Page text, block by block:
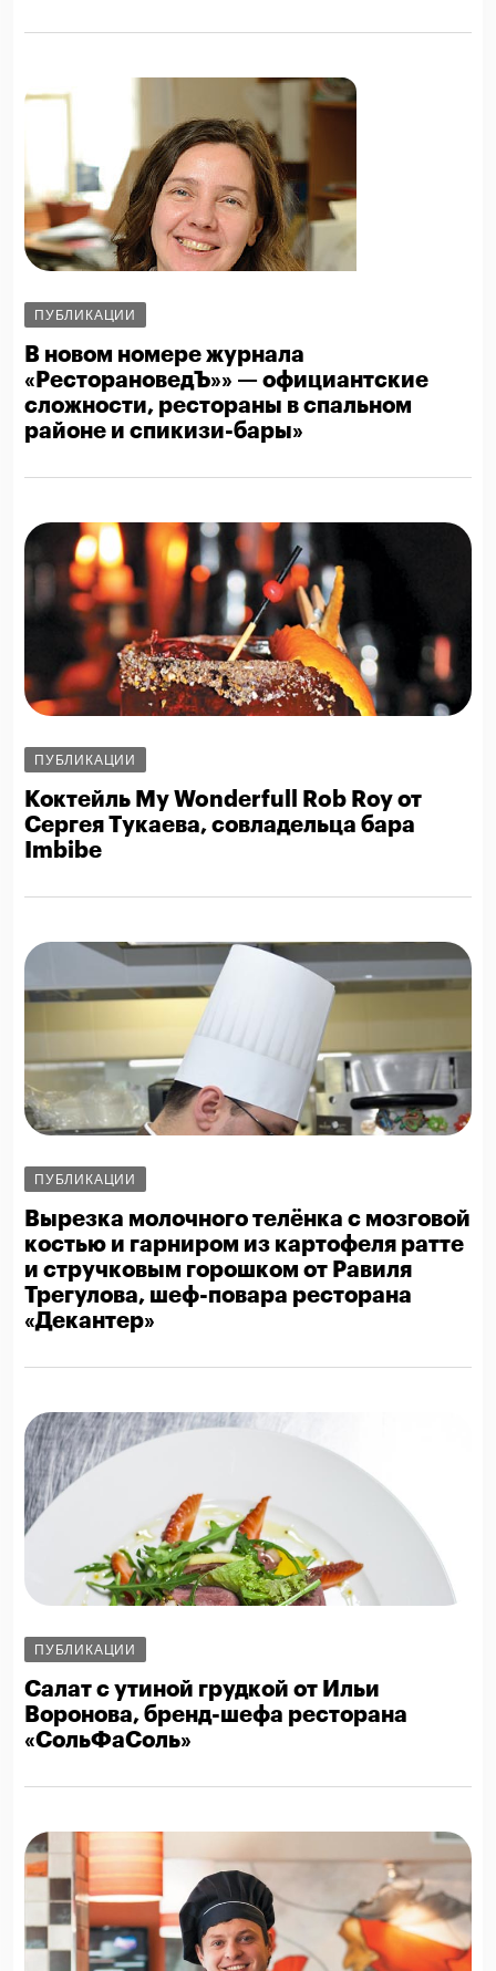
ПУБЛИКАЦИИ
В новом номере журнала
«РесторановедЪ»» — официантские
сложности, рестораны в спальном
районе и спикизи-бары»
ПУБЛИКАЦИИ
Коктейль My Wonderfull Rob Roy от
Сергея Тукаева, совладельца бара
Imbibe
ПУБЛИКАЦИИ
Вырезка молочного телёнка с мозговой
костью и гарниром из картофеля ратте
и стручковым горошком от Равиля
Трегулова, шеф-повара ресторана
«Декантер»
ПУБЛИКАЦИИ
Салат с утиной грудкой от Ильи
Воронова, бренд-шефа ресторана
«СольФаСоль»